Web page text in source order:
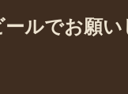
ルでお願い